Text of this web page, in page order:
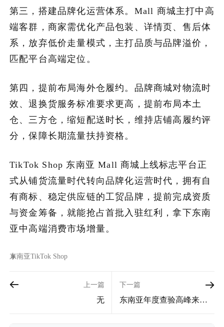
第三，搭建品牌化运营体系。Mall 商城主打中高
端客群，商家需优化产品包装、详情页、售后体
系，放弃低价走量模式，主打品质与品牌溢价，
匹配平台高端定位。
第四，提前布局海外仓履约。品牌商城对物流时
效、退换货服务标准要求更高，提前布局本土
仓、三方仓，缩短配送时长，维持店铺高履约评
分，保障长期流量扶持资格。
TikTok Shop 东南亚 Mall 商城上线标志平台正
式从铺货流量时代转向品牌化运营时代，拥有自
有商标、稳定供应链的工贸品牌，提前完成资质
与资金筹备，就能抢占首批入驻红利，拿下东南
亚中高端消费市场增量。
东南亚TikTok Shop
上一篇
无
下一篇
东南亚年度查验高峰来